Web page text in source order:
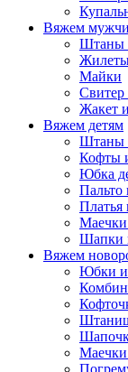
Вяжем
Штаны
Майки
Свитер
Жакет
Вяжем детям
Штаны
Кофты
Юбка
Пальто
Платья
Шапки
Вяжем
Юбки и